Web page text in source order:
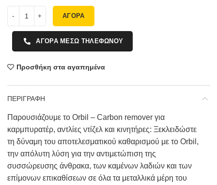
ΑΓΟΡΑ
ΑΓΟΡΑ ΜΕΣΩ ΤΗΛΕΦΩΝΟΥ
Προσθήκη στα αγαπημένα
ΠΕΡΙΓΡΑΦΗ
Παρουσιάζουμε το Orbil – Carbon remover για
καρμπυρατέρ, αντλίες ντίζελ και κινητήρες: Ξεκλειδώστε
τη δύναμη του αποτελεσματικού καθαρισμού με το Orbil,
την απόλυτη λύση για την αντιμετώπιση της
συσσώρευσης άνθρακα, των καμένων λαδιών και των
επίμονων επικαθίσεων σε όλα τα μεταλλικά μέρη του